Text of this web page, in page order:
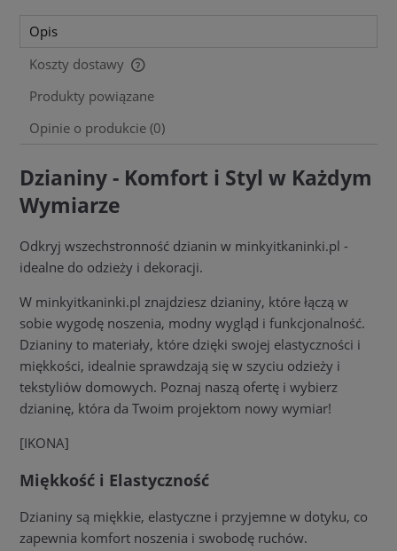
Opis
Koszty dostawy
Cena nie zawiera ewentualnych kosztów płatności
Produkty powiązane
Opinie o produkcie (0)
Dzianiny - Komfort i Styl w Każdym
Wymiarze
Odkryj wszechstronność dzianin w minkyitkaninki.pl -
idealne do odzieży i dekoracji.
W minkyitkaninki.pl znajdziesz dzianiny, które łączą w
sobie wygodę noszenia, modny wygląd i funkcjonalność.
Dzianiny to materiały, które dzięki swojej elastyczności i
miękkości, idealnie sprawdzają się w szyciu odzieży i
tekstyliów domowych. Poznaj naszą ofertę i wybierz
dzianinę, która da Twoim projektom nowy wymiar!
[IKONA]
Miękkość i Elastyczność
Dzianiny są miękkie, elastyczne i przyjemne w dotyku, co
zapewnia komfort noszenia i swobodę ruchów.